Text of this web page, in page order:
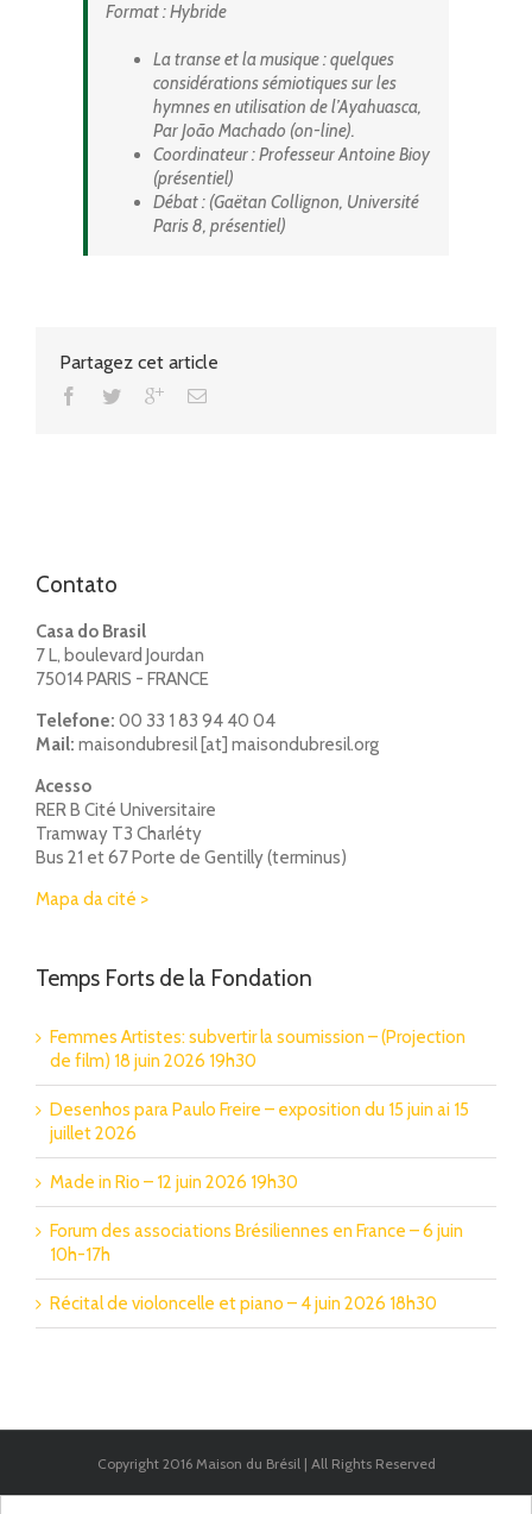
Format : Hybride
La transe et la musique : quelques
considérations sémiotiques sur les
hymnes en utilisation de l’Ayahuasca,
Par João Machado (on-line).
Coordinateur : Professeur Antoine Bioy
(présentiel)
Débat : (Gaëtan Collignon, Université
Paris 8, présentiel)
Partagez cet article
Contato
Casa do Brasil
7 L, boulevard Jourdan
75014 PARIS - FRANCE
Telefone: 00 33 1 83 94 40 04
Mail: maisondubresil [at] maisondubresil.org
Acesso
RER B Cité Universitaire
Tramway T3 Charléty
Bus 21 et 67 Porte de Gentilly (terminus)
Mapa da cité >
Temps Forts de la Fondation
Femmes Artistes: subvertir la soumission – (Projection
de film) 18 juin 2026 19h30
Desenhos para Paulo Freire – exposition du 15 juin ai 15
juillet 2026
Made in Rio – 12 juin 2026 19h30
Forum des associations Brésiliennes en France – 6 juin
10h-17h
Récital de violoncelle et piano – 4 juin 2026 18h30
Copyright 2016 Maison du Brésil | All Rights Reserved